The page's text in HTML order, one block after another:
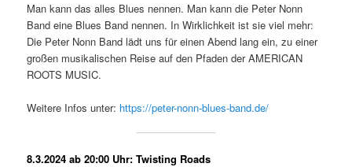
Man kann das alles Blues nennen. Man kann die Peter Nonn
Band eine Blues Band nennen. In Wirklichkeit ist sie viel mehr:
Die Peter Nonn Band lädt uns für einen Abend lang ein, zu einer
großen musikalischen Reise auf den Pfaden der AMERICAN
ROOTS MUSIC.
Weitere Infos unter: https://peter-nonn-blues-band.de/
8.3.2024 ab 20:00 Uhr: Twisting Roads